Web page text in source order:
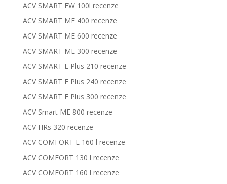
ACV SMART EW 100l recenze
ACV SMART ME 400 recenze
ACV SMART ME 600 recenze
ACV SMART ME 300 recenze
ACV SMART E Plus 210 recenze
ACV SMART E Plus 240 recenze
ACV SMART E Plus 300 recenze
ACV Smart ME 800 recenze
ACV HRs 320 recenze
ACV COMFORT E 160 l recenze
ACV COMFORT 130 l recenze
ACV COMFORT 160 l recenze